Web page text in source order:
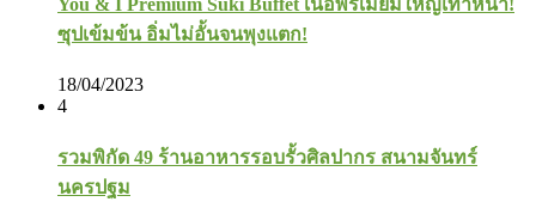
You & I Premium Suki Buffet เนื้อพรีเมี่ยมใหญ่เท่าหน้า!
ซุปเข้มข้น อิ่มไม่อั้นจนพุงแตก!
18/04/2023
4
รวมพิกัด 49 ร้านอาหารรอบรั้วศิลปากร สนามจันทร์
นครปฐม